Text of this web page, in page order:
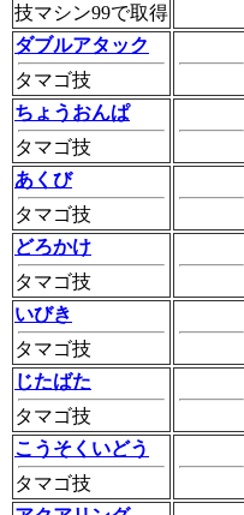
技マシン99で取得
ダブルアタック
タマゴ技
ちょうおんぱ
タマゴ技
あくび
タマゴ技
どろかけ
タマゴ技
いびき
タマゴ技
じたばた
タマゴ技
こうそくいどう
タマゴ技